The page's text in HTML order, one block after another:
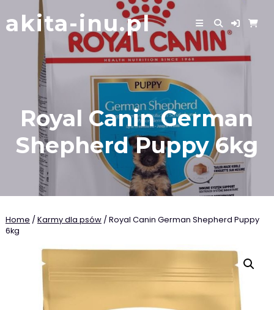
to
content
akita-inu.pl
Royal Canin German
Shepherd Puppy 6kg
Home /Karmy dla psów/ Royal Canin German Shepherd Puppy
6kg